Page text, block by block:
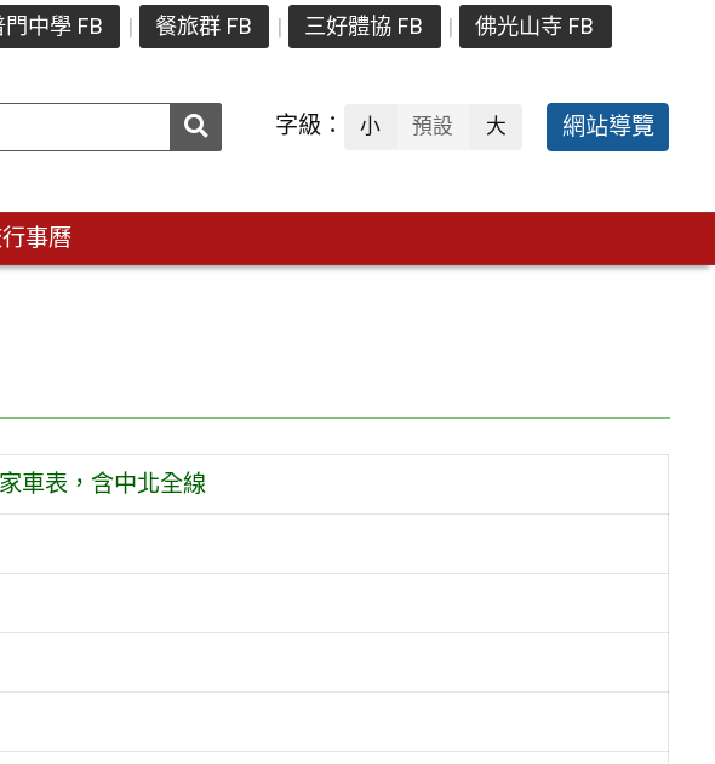
門中學 FB 餐旅群 FB 三好體協 FB 佛光山寺 FB
送出 字級： 小 預設 大 網站導覽
事曆
車表，含中北全線